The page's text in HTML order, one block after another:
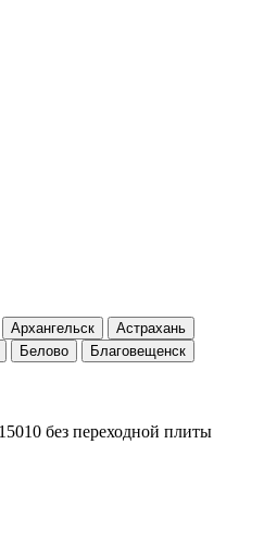
Архангельск
Астрахань
Белово
Благовещенск
без переходной плиты